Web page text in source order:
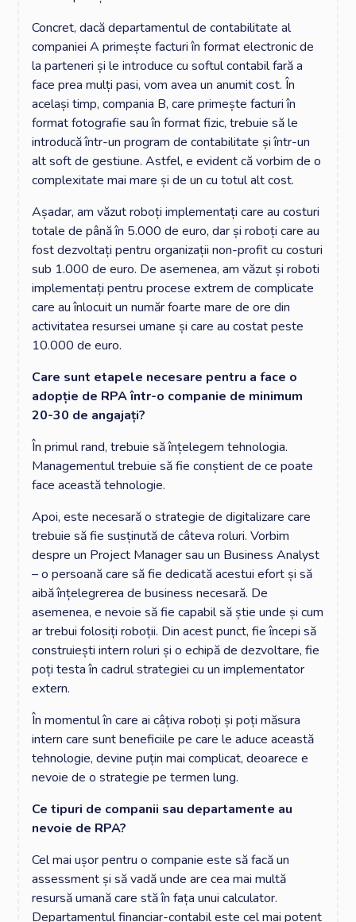
Concret, dacă departamentul de contabilitate al
companiei A primește facturi în format electronic de
la parteneri și le introduce cu softul contabil fară a
face prea mulți pasi, vom avea un anumit cost. În
același timp, compania B, care primește facturi în
format fotografie sau în format fizic, trebuie să le
introducă într-un program de contabilitate și într-un
alt soft de gestiune. Astfel, e evident că vorbim de o
complexitate mai mare și de un cu totul alt cost.
Așadar, am văzut roboți implementați care au costuri
totale de până în 5.000 de euro, dar și roboți care au
fost dezvoltați pentru organizații non-profit cu costuri
sub 1.000 de euro. De asemenea, am văzut și roboti
implementați pentru procese extrem de complicate
care au înlocuit un număr foarte mare de ore din
activitatea resursei umane și care au costat peste
10.000 de euro.
Care sunt etapele necesare pentru a face o
adopție de RPA într-o companie de minimum
20-30 de angajați?
În primul rand, trebuie să înțelegem tehnologia.
Managementul trebuie să fie conștient de ce poate
face această tehnologie.
Apoi, este necesară o strategie de digitalizare care
trebuie să fie susținută de câteva roluri. Vorbim
despre un Project Manager sau un Business Analyst
– o persoană care să fie dedicată acestui efort și să
aibă înțelegrerea de business necesară. De
asemenea, e nevoie să fie capabil să știe unde și cum
ar trebui folosiți roboții. Din acest punct, fie începi să
construiești intern roluri și o echipă de dezvoltare, fie
poți testa în cadrul strategiei cu un implementator
extern.
În momentul în care ai câțiva roboți și poți măsura
intern care sunt beneficiile pe care le aduce această
tehnologie, devine puțin mai complicat, deoarece e
nevoie de o strategie pe termen lung.
Ce tipuri de companii sau departamente au
nevoie de RPA?
Cel mai ușor pentru o companie este să facă un
assessment și să vadă unde are cea mai multă
resursă umană care stă în fața unui calculator.
Departamentul financiar-contabil este cel mai potent